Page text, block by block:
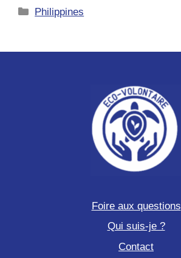
!
Catégories
Philippines
Foire aux questions
Qui suis-je ?
Contact